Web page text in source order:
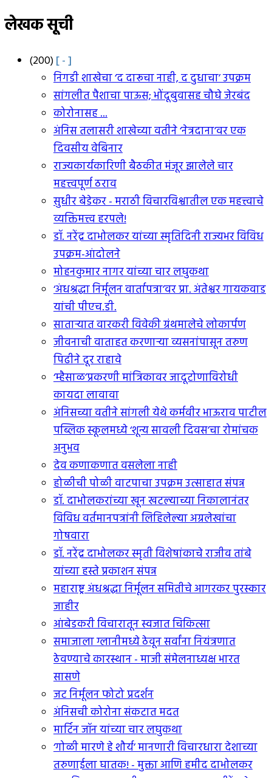
लेखक सूची
(200)[ - ]
निगडी शाखेचा ‘द दारूचा नाही, द दुधाचा’ उपक्रम
सांगलीत पैशाचा पाऊस; भोंदूबुवासह चौघे जेरबंद
कोरोनासह ...
अंनिस तलासरी शाखेच्या वतीने ‘नेत्रदाना’वर एक
दिवसीय वेबिनार
राज्यकार्यकारिणी बैठकीत मंजूर झालेले चार
महत्त्वपूर्ण ठराव
सुधीर बेडेकर - मराठी विचारविश्वातील एक महत्त्वाचे
व्यक्तिमत्त्व हरपले!
डॉ. नरेंद्र दाभोलकर यांच्या स्मृतिदिनी राज्यभर विविध
उपक्रम-आंदोलने
मोहनकुमार नागर यांच्या चार लघुकथा
‘अंधश्रद्धा निर्मूलन वार्तापत्रा’वर प्रा. अंतेश्वर गायकवाड
यांची पीएच.डी.
सातार्‍यात वारकरी विवेकी ग्रंथमालेचे लोकार्पण
जीवनाची वाताहत करणार्‍या व्यसनांपासून तरुण
पिढीने दूर राहावे
‘म्हैसाळ’प्रकरणी मांत्रिकावर जादूटोणाविरोधी
कायदा लावावा
अंनिसच्या वतीने सांगली येथे कर्मवीर भाऊराव पाटील
पब्लिक स्कूलमध्ये ‘शून्य सावली दिवस’चा रोमांचक
अनुभव
देव कणाकणात वसलेला नाही
होळीची पोळी वाटपाचा उपक्रम उत्साहात संपन्न
डॉ. दाभोलकरांच्या खून खटल्याच्या निकालानंतर
विविध वर्तमानपत्रांनी लिहिलेल्या अग्रलेखांचा
गोषवारा
डॉ. नरेंद्र दाभोलकर स्मृती विशेषांकाचे राजीव तांबे
यांच्या हस्ते प्रकाशन संपन्न
महाराष्ट्र अंधश्रद्धा निर्मूलन समितीचे आगरकर पुरस्कार
जाहीर
आंबेडकरी विचारातून स्वजात चिकित्सा
समाजाला ग्लानीमध्ये ठेवून सर्वांना नियंत्रणात
ठेवण्याचे कारस्थान - माजी संमेलनाध्यक्ष भारत
सासणे
जट निर्मूलन फोटो प्रदर्शन
अंनिसची कोरोना संकटात मदत
मार्टिन जॉन यांच्या चार लघुकथा
‘गोळी मारणे हे शौर्य’ मानणारी विचारधारा देशाच्या
तरुणाईला घातक! - मुक्ता आणि हमीद दाभोलकर